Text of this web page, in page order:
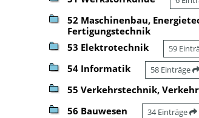
52 Maschinenbau,
Fertigungstechnik
53 Elektrotechnik 59
54 Informatik 58 Einträge
55 Verkehrstechnik,
56 Bauwesen 34 Einträge